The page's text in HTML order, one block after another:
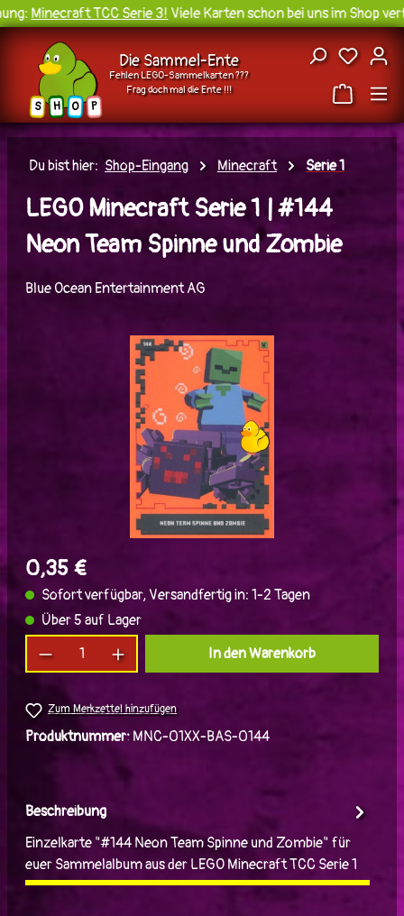
Zum Hauptinhalt springen
Minecraft TCC Serie 3!Viele Karten schon bei uns im Shop
S H O P
Die Sammel-Ente
Fehlen LEGO-Sammelkarten ???
Frag doch mal die Ente !!!
Du
Du bist hier: Shop-Eingang Minecraft Serie 1
LEGO Minecraft Serie 1 | #144
Neon Team Spinne und Zombie
Blue Ocean Entertainment AG
Bildergalerie überspringen
0,35 €
Sofort verfügbar, Versandfertig in: 1-2 Tagen
Über 5 auf Lager
Produkt Anzahl: Gib den gewünschten Wert
In den Warenkorb
Zum Merkzettel hinzufügen
Produktnummer: MNC-01XX-BAS-0144
Beschreibung
Einzelkarte "#144 Neon Team Spinne und Zombie" für
euer Sammelalbum aus der LEGO Minecraft TCC Serie 1